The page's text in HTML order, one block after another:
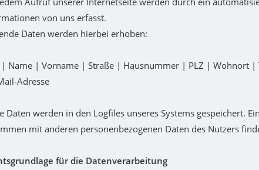
von uns erfasst.
Daten werden hierbei erhoben:
| Name | Vorname | Straße | Hausnummer | PLZ | Wohnort |
Adresse
Daten werden in den Logfiles unseres Systems gespeichert.
mit anderen personenbezogenen Daten des Nutzers
für die Datenverarbeitung